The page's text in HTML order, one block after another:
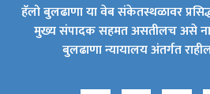
हॅलो बुलढाणा या वेब संकेतस्थळावर
मुख्य संपादक सहमत असतीलच असे
बुलढाणा न्यायालय अंतर्गत